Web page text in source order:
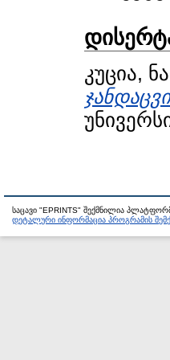
კუცია,
საცავი "EPRINTS" შექმნილია
დეტალური ინფორმაცია პროგრამის